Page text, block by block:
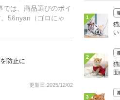
は、商品選びのポイ
56nyan（ゴロにゃ
防止に
更新日:2025/12/02
1
2
面
3